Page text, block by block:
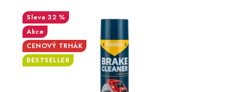
32 %
Akce
CENOVÝ TRHÁK
BESTSELLER